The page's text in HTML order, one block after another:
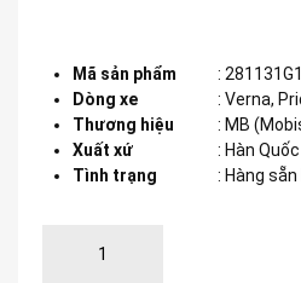
Mã sản phẩm :
Dòng xe
: Verna,
Thương hiệu
: MB
Xuất xứ
: Hàn Quốc
Tình trạng
: Hàng sẵn